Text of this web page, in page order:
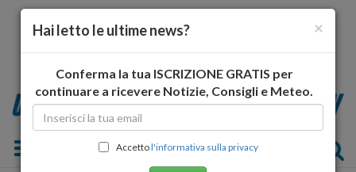
Toggle navigation
×
Hai letto le ultime news?
Conferma la tua ISCRIZIONE GRATIS per
continuare a ricevere Notizie, Consigli e Meteo.
Accettol'informativa sulla privacy